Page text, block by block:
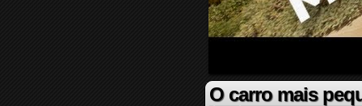
O carro mais